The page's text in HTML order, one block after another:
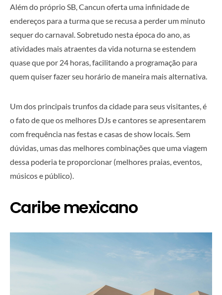
Além do próprio SB, Cancun oferta uma infinidade de
endereços para a turma que se recusa a perder um minuto
sequer do carnaval. Sobretudo nesta época do ano, as
atividades mais atraentes da vida noturna se estendem
quase que por 24 horas, facilitando a programação para
quem quiser fazer seu horário de maneira mais alternativa.
Um dos principais trunfos da cidade para seus visitantes, é
o fato de que os melhores DJs e cantores se apresentarem
com frequência nas festas e casas de show locais. Sem
dúvidas, umas das melhores combinações que uma viagem
dessa poderia te proporcionar (melhores praias, eventos,
músicos e público).
Caribe mexicano